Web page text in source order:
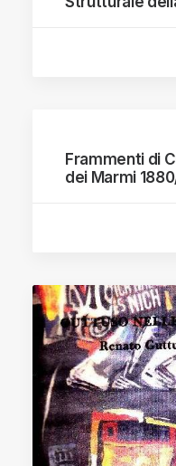
Frammenti di
dei Marmi